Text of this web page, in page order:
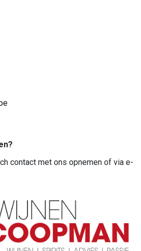
contact met ons opnemen of via e-